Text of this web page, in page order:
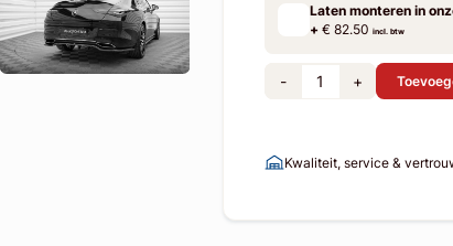
Laten monteren in
+€ 82.50 incl. btw
- +
Kwaliteit, service &